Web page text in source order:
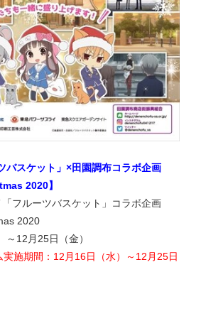
バスケット」×田園調布コラボ企画
2020】
フルーツバスケット」コラボ企画
2020
12月25日（金）
施期間：12月16日（水）～12月25日